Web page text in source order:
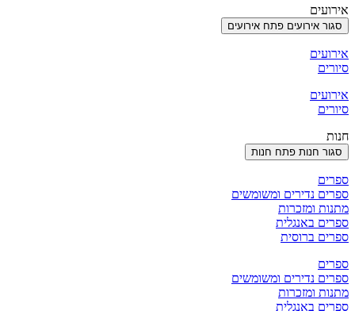
אירועים
סגור אירועים פתח אירועים
אירועים
סיורים
אירועים
סיורים
חנות
סגור חנות פתח חנות
ספרים
ספרים נדירים ומשומשים
מתנות ומזכרות
ספרים באנגלית
ספרים ברוסית
ספרים
ספרים נדירים ומשומשים
מתנות ומזכרות
ספרים באנגלית